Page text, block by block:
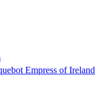
Empress of Ireland